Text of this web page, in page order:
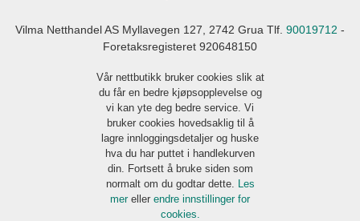
Vilma Netthandel AS Myllavegen 127, 2742 Grua Tlf. 90019712 -
Foretaksregisteret 920648150
Vår nettbutikk bruker cookies slik at
du får en bedre kjøpsopplevelse og
vi kan yte deg bedre service. Vi
bruker cookies hovedsaklig til å
lagre innloggingsdetaljer og huske
hva du har puttet i handlekurven
din. Fortsett å bruke siden som
normalt om du godtar dette.
Les
mer eller endre innstillinger for
cookies.